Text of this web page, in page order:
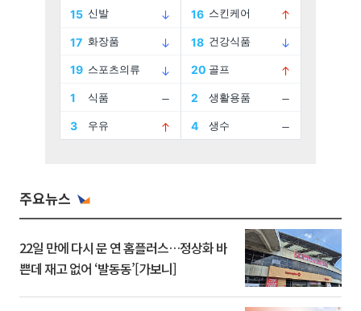
주요뉴스
22일 만에 다시 문 연 홈플러스…정상화 바
쁜데 재고 없어 ‘발동동’[가보니]